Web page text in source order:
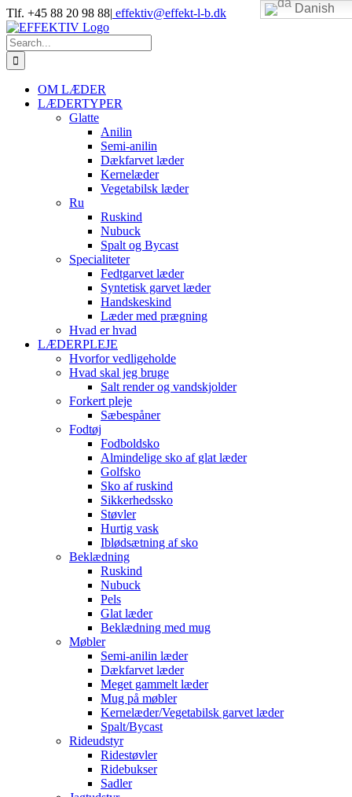
Skip
to
content
Tlf. +45 88 20 98 88| effektiv@effekt-l-b.dk
Search
for:
OM LÆDER
LÆDERTYPER
Glatte
Anilin
Semi-anilin
Dækfarvet læder
Kernelæder
Vegetabilsk læder
Ru
Ruskind
Nubuck
Spalt og Bycast
Specialiteter
Fedtgarvet læder
Syntetisk garvet læder
Handskeskind
Læder med prægning
Hvad er hvad
LÆDERPLEJE
Hvorfor vedligeholde
Hvad skal jeg bruge
Salt render og vandskjolder
Forkert pleje
Sæbespåner
Fodtøj
Fodboldsko
Almindelige sko af glat læder
Golfsko
Sko af ruskind
Sikkerhedssko
Støvler
Hurtig vask
Iblødsætning af sko
Beklædning
Ruskind
Nubuck
Pels
Glat læder
Beklædning med mug
Møbler
Semi-anilin læder
Dækfarvet læder
Meget gammelt læder
Mug på møbler
Kernelæder/Vegetabilsk garvet læder
Spalt/Bycast
Rideudstyr
Ridestøvler
Ridebukser
Sadler
Danish